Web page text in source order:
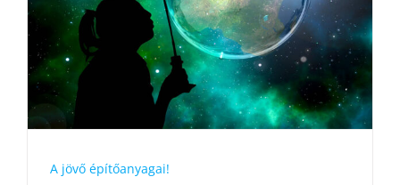
A jövő építőanyagai!